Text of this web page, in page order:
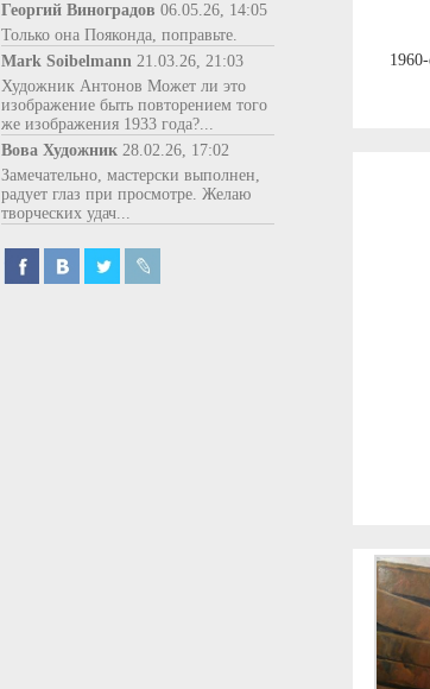
Георгий Виноградов 06.05.26, 14:05
Только она Пояконда, поправьте.
Mark Soibelmann 21.03.26, 21:03
Художник Антонов Может ли это
изображение быть повторением того
же изображения 1933 года?...
Вова Художник 28.02.26, 17:02
Замечательно, мастерски выполнен,
радует глаз при просмотре. Желаю
творческих удач...
1960-